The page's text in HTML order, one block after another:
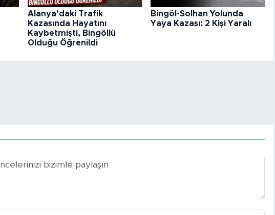
Alanya’daki Trafik
Kazasında Hayatını
Kaybetmişti, Bingöllü
Olduğu Öğrenildi
Bingöl-Solhan Yolunda
Yaya Kazası: 2 Kişi Yaralı